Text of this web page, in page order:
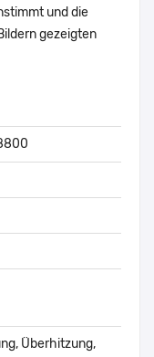
und die
gezeigten
Überhitzung,